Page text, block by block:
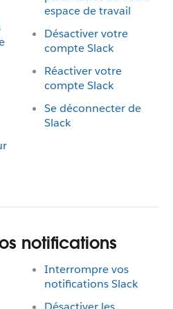
espace de travail
Désactiver votre
compte Slack
Réactiver votre
compte Slack
Se déconnecter de
Slack
notifications
Interrompre vos
notifications Slack